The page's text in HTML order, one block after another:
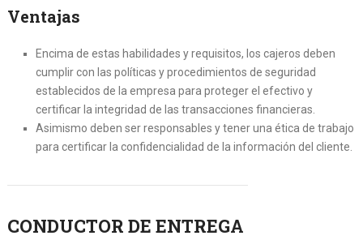
Ventajas
Encima de estas habilidades y requisitos, los cajeros deben
cumplir con las políticas y procedimientos de seguridad
establecidos de la empresa para proteger el efectivo y
certificar la integridad de las transacciones financieras.
Asimismo deben ser responsables y tener una ética de trabajo
para certificar la confidencialidad de la información del cliente.
CONDUCTOR DE ENTREGA